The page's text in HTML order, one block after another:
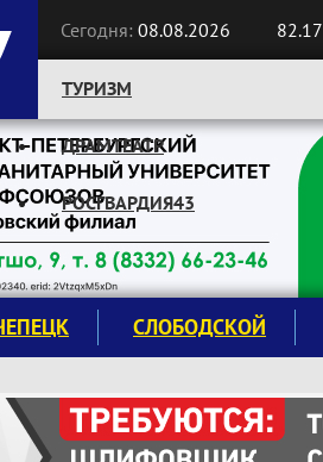
Сегодня: 08.08.2026 82.17
ТУРИЗМ
ДРАМТЕАТР
РОСГВАРДИЯ43
СЛОБОДСКОЙ